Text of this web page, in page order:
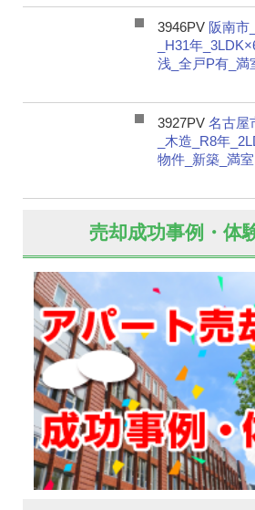
3946PV 阪南市
_H31年
浅_全戸P有_満
3927PV 名古屋
_木造_R8年
物件_新築_満室
売却成功事例・体